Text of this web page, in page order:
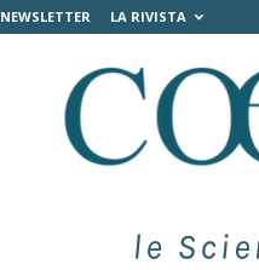
NEWSLETTER LA RIVISTA